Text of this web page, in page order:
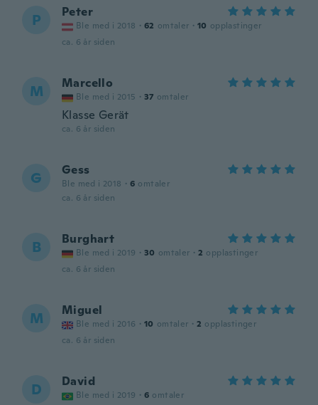
P Peter
Ble med i 2018 · 62 omtaler · 10 opplastinger
ca. 6 år siden
M Marcello
Ble med i 2015 · 37 omtaler
Klasse Gerät
ca. 6 år siden
G Gess
Ble med i 2018 · 6 omtaler
ca. 6 år siden
B Burghart
Ble med i 2019 · 30 omtaler · 2 opplastinger
ca. 6 år siden
M Miguel
Ble med i 2016 · 10 omtaler · 2 opplastinger
ca. 6 år siden
D David
Ble med i 2019 · 6 omtaler